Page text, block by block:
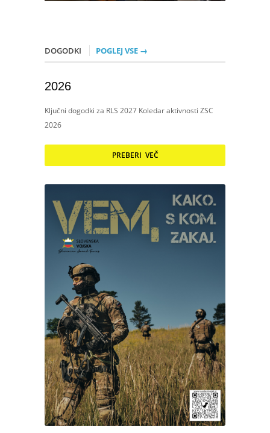
DOGODKI POGLEJ VSE →
2026
Ključni dogodki za RLS 2027 Koledar aktivnosti ZSC
2026
PREBERI VEČ